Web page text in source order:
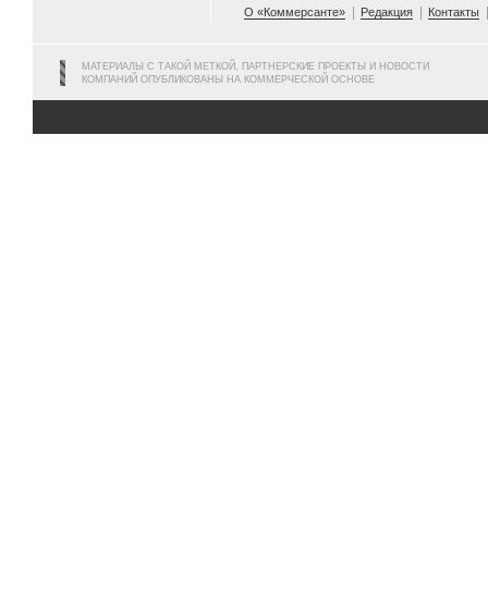
О «Коммерсанте»
Редакция Контакты
МАТЕРИАЛЫ С ТАКОЙ МЕТКОЙ, ПАРТНЕРСКИЕ ПРОЕКТЫ И НОВОСТИ
КОМПАНИЙ ОПУБЛИКОВАНЫ НА КОММЕРЧЕСКОЙ ОСНОВЕ